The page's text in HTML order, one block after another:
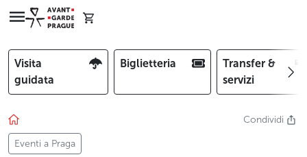
Visita
guidata
Biglietteria
Transfer &
servizi
Eventi a Praga
Condividi